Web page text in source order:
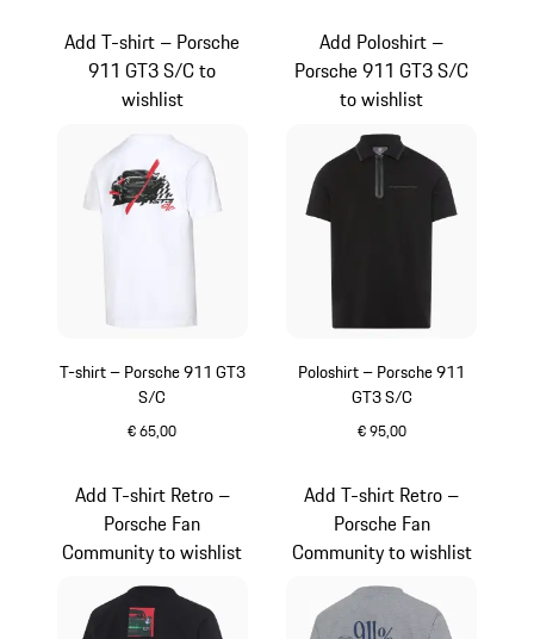
T-shirt – Porsche 911 GT3
S/C
€ 65,00
Add T-shirt – Porsche
911 GT3 S/C to
wishlist
Poloshirt – Porsche 911
GT3 S/C
€ 95,00
Add Poloshirt –
Porsche 911 GT3 S/C
to wishlist
Add T-shirt Retro –
Porsche Fan
Community to wishlist
Add T-shirt Retro –
Porsche Fan
Community to wishlist